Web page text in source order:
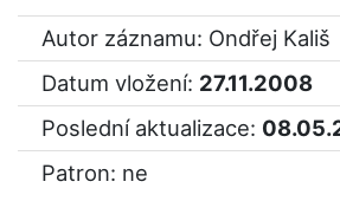
Autor záznamu: Ondřej Kališ
Datum vložení: 27.11.2008
Poslední aktualizace:
Patron: ne